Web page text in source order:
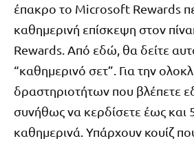
έπακρο το Microsoft Rewards
καθημερινή επίσκεψη στον
Rewards. Από εδώ, θα δείτε
“καθημερινό σετ”. Για την
δραστηριοτήτων που βλέπετε
συνήθως να κερδίσετε έως και
καθημερινά. Υπάρχουν κουίζ